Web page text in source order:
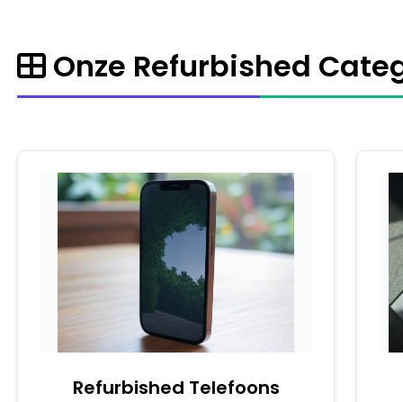
Onze Refurbished
Refurbished Telefoons